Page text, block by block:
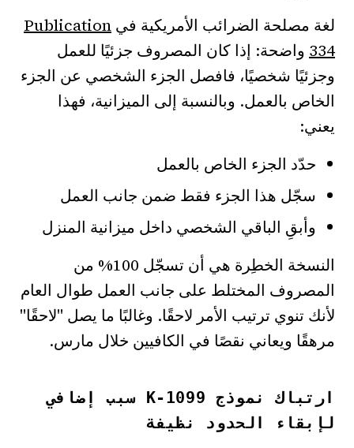
لغة مصلحة الضرائب الأمريكية في Publication
334 واضحة: إذا كان المصروف جزئيًا للعمل
وجزئيًا شخصيًا، فافصل الجزء الشخصي عن الجزء
الخاص بالعمل. وبالنسبة إلى الميزانية، فهذا
يعني:
حدّد الجزء الخاص بالعمل
سجّل هذا الجزء فقط ضمن جانب العمل
وأبقِ الباقي الشخصي داخل ميزانية المنزل
النسخة الخطِرة هي أن تسجّل 100% من
المصروف المختلط على جانب العمل طوال العام
لأنك تنوي ترتيب الأمر لاحقًا. وغالبًا ما يصل "لاحقًا"
مرهقًا ويعاني نقصًا في الكافيين خلال مارس.
ارتباك نموذج 1099-K سبب إضافي
لإبقاء الحدود نظيفة